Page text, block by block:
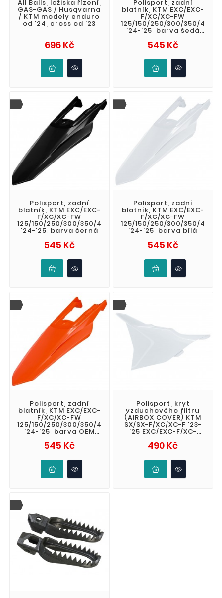
All Balls, ložiska řízení,
GAS-GAS / Husqvarna
/ KTM modely enduro
od '24, cross od '23
696 KčCena
Polisport, zadní
blatník, KTM EXC/EXC-
F/XC/XC-FW
125/150/250/300/350/450
'24-'25, barva šedá
545 KčCena
Polisport, zadní
blatník, KTM EXC/EXC-
F/XC/XC-FW
125/150/250/300/350/450
'24-'25, barva černá
545 KčCena
Polisport, zadní
blatník, KTM EXC/EXC-
F/XC/XC-FW
125/150/250/300/350/450
'24-'25, barva bílá
545 KčCena
Polisport, zadní
blatník, KTM EXC/EXC-
F/XC/XC-FW
125/150/250/300/350/450
'24-'25, barva OEM
545 KčCena
Polisport, kryt
vzduchového filtru
(AIRBOX COVER) KTM
SX/SX-F/XC/XC-F '23-
'25 EXC/EXC-F/XC-
barva bílá
490 KčCena